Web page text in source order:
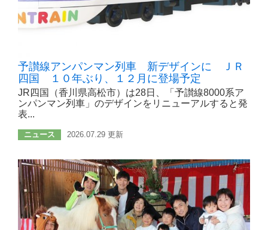
予讃線アンパンマン列車 新デザインに ＪＲ
四国 １０年ぶり、１２月に登場予定
JR四国（香川県高松市）は28日、「予讃線8000系ア
ンパンマン列車」のデザインをリニューアルすると発
表...
ニュース 2026.07.29 更新